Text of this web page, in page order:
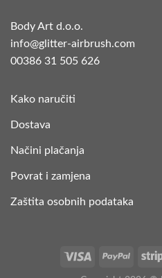
Body Art d.o.o.
info@glitter-airbrush.com
00386 31 505 626
Kako naručiti
Dostava
Načini plačanja
Povrat i zamjena
Zaštita osobnih podataka